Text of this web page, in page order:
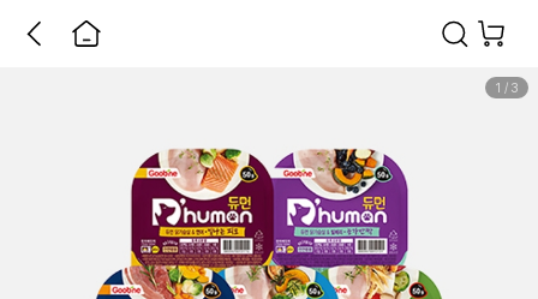
1 / 3